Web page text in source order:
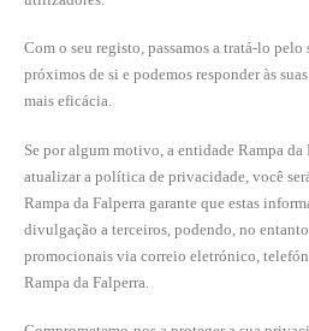
Com o seu registo, passamos a tratá-lo
próximos de si e podemos responder às
mais eficácia.
Se por algum motivo, a entidade Rampa da
atualizar a política de privacidade, você
Rampa da Falperra garante que estas
divulgação a terceiros, podendo, no
promocionais via correio eletrónico,
Rampa da Falperra.